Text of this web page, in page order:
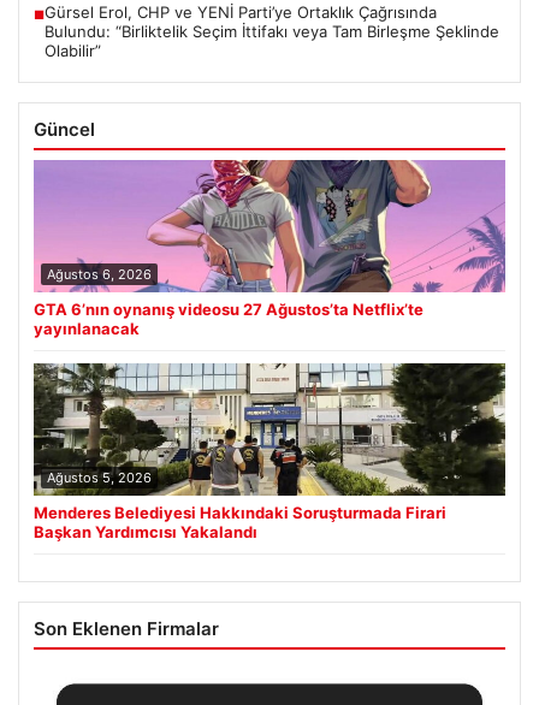
■Gürsel Erol, CHP ve YENİ Parti’ye Ortaklık Çağrısında
Bulundu: “Birliktelik Seçim İttifakı veya Tam Birleşme Şeklinde
Olabilir”
Güncel
Ağustos 6, 2026
GTA 6’nın oynanış videosu 27 Ağustos’ta Netflix’te
yayınlanacak
Ağustos 5, 2026
Menderes Belediyesi Hakkındaki Soruşturmada Firari
Başkan Yardımcısı Yakalandı
Son Eklenen Firmalar